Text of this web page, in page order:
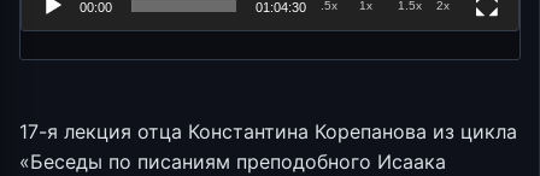
00:00 01:04:30 .5x 1x 1.5x 2x
17-я лекция отца Константина Корепанова из цикла
«Беседы по писаниям преподобного Исаака